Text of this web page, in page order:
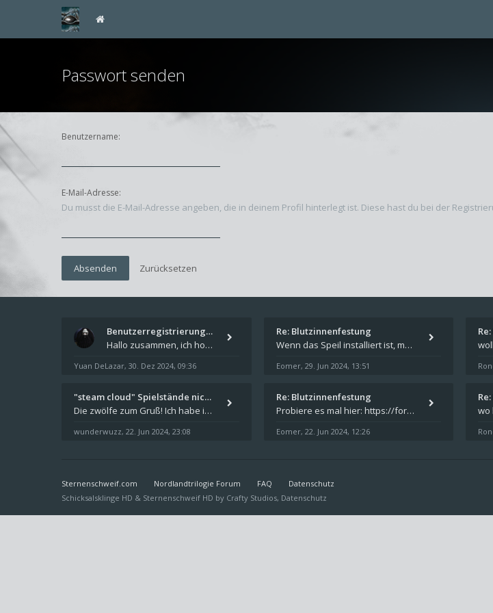
Passwort senden
Benutzername:
E-Mail-Adresse:
Du musst die E-Mail-Adresse angeben, die in deinem Profil hinterlegt ist. Diese hast du bei der
Benutzerregistrierung für das…
Hallo zusammen, ich hoffe Ihr hattet schöne Feiertage und kommt auch gut ins neue Jahr. Ich schreibe hier kurz zur Infor
Yuan DeLazar, 30. Dez 2024, 09:36
Re: Blutzinnenfestung
Wenn das Speil installiert ist, müsste unter "Dokumente" auf Deinem Rechner ein Verzeichnis "blade of destiny" sein. Dar
Eomer, 29. Jun 2024, 13:51
"steam cloud" Spielstände nic…
Die zwölfe zum Gruß! Ich habe in den letzten Tagen Steam auf meinem Desktop PC mit Windows 11 installiert und über Steam
wunderwuzz, 22. Jun 2024, 23:08
Re: Blutzinnenfestung
Probiere es mal hier: https://forum.schicksalsklinge.com/viewtopic.php?f=239&t=15661
Eomer, 22. Jun 2024, 12:26
Sternenschweif.com Nordlandtrilogie Forum FAQ Datenschutz
Schicksalsklinge HD & Sternenschweif HD by Crafty Studios, Datenschutz